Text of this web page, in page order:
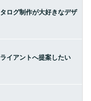
ログ制作が大好きなデザ
イアントへ提案したい